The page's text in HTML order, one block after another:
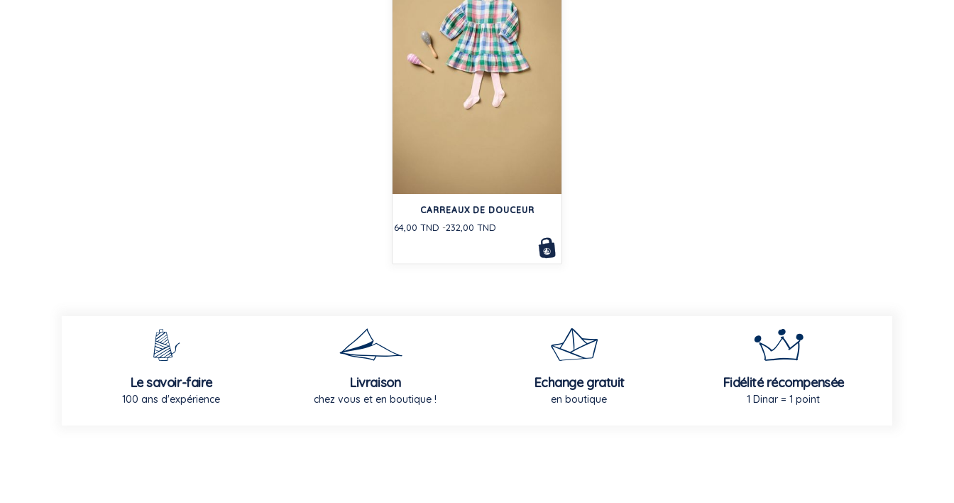
CARREAUX DE DOUCEUR
64,00 TND 232,00 TND
Le savoir-faire
100 ans d'expérience
Livraison
chez vous et en boutique !
Echange gratuit
en boutique
Fidélité récompensée
1 Dinar = 1 point